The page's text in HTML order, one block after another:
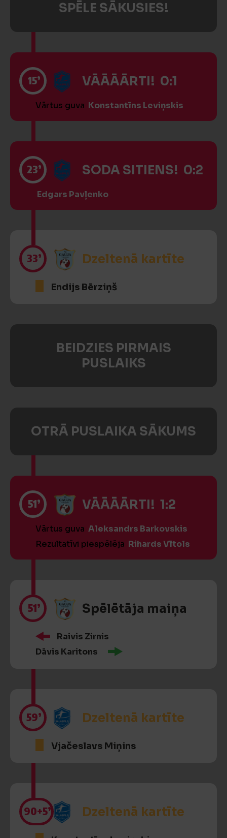
SPĒLE SĀKUSIES!
15’ VĀĀĀĀRTI! 0:1
Vārtus guva Konstantīns Leviņskis
23’ SODA SITIENS! 0:2
Edgars Pavļenko
33’ Dzeltenā kartīte
Endijs Bērziņš
BEIDZIES PIRMAIS
PUSLAIKS
OTRĀ PUSLAIKA SĀKUMS
51’ VĀĀĀĀRTI! 1:2
Vārtus guva Aleksandrs Barkovskis
Rezultatīvi piespēlēja Rihards Vītols
51’ Spēlētāja maiņa
Raivis Zirnis
Dāvis Karitons
59’ Dzeltenā kartīte
Vjačeslavs Miņins
90+5’ Dzeltenā kartīte